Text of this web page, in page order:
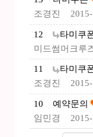
조경진
12
타미쿠
미드썸머크루
11
타미쿠
조경진
10
예약문의
임민경